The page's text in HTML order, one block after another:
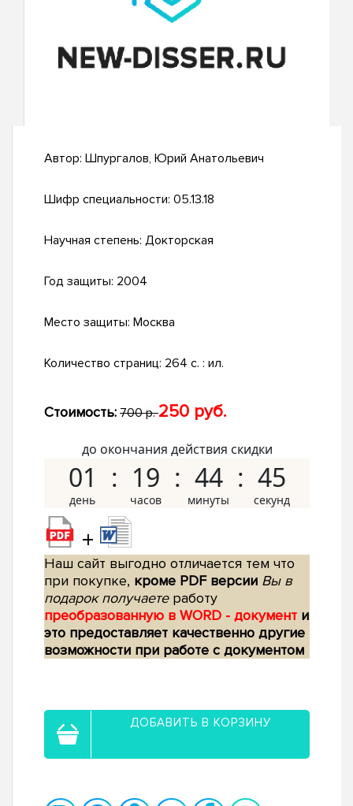
Автор: Шпургалов, Юрий Анатольевич
Шифр специальности: 05.13.18
Научная степень: Докторская
Год защиты: 2004
Место защиты: Москва
Количество страниц: 264 с. : ил.
Стоимость: 700 р.250 руб.
до окончания действия скидки
01 19 44 44
+
Наш сайт выгодно отличается тем что
при покупке, кроме PDF версии Вы в
подарок получаетеработу
преобразованную в WORD - документ и
это предоставляет качественно другие
возможности при работе с документом
ДОБАВИТЬ В КОРЗИНУ